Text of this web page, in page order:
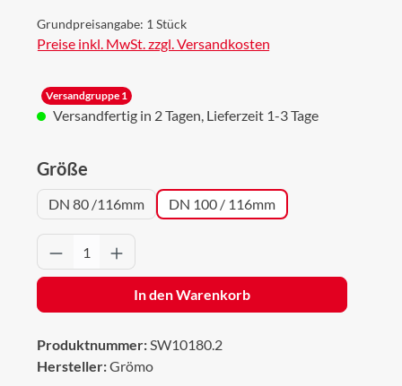
Grundpreisangabe: 1 Stück
Preise inkl. MwSt. zzgl. Versandkosten
Versandgruppe 1
Versandfertig in 2 Tagen, Lieferzeit 1-3 Tage
Größe
DN 80 /116mm DN 100 / 116mm
Produkt Anzahl: Gib den gewünschten
In den Warenkorb
Produktnummer:SW10180.2
Hersteller:Grömo